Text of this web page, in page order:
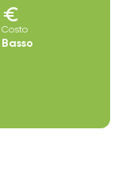
euro
Costo
Basso